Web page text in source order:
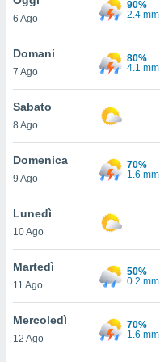
è
al sito
di
ci
di
il
un
la
nella
6 Ago
90%
2.4 mm
Domani
7 Ago
80%
4.1 mm
Sabato
8 Ago
Domenica
9 Ago
70%
1.6 mm
Lunedì
10 Ago
Martedì
11 Ago
50%
0.2 mm
Mercoledì
12 Ago
70%
1.6 mm